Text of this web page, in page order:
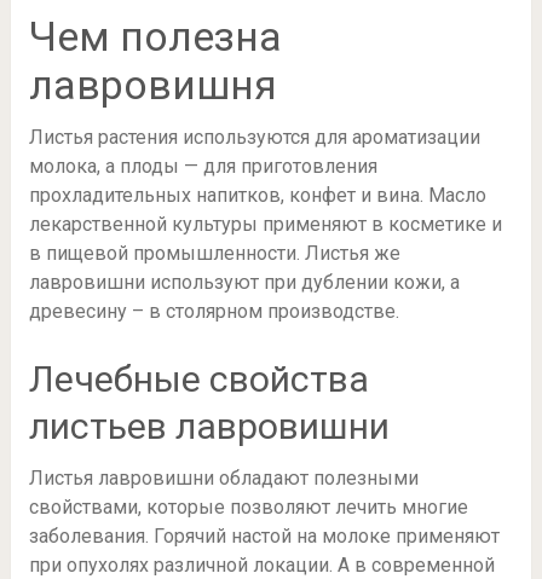
Чем полезна
лавровишня
Листья растения используются для ароматизации
молока, а плоды — для приготовления
прохладительных напитков, конфет и вина. Масло
лекарственной культуры применяют в косметике и
в пищевой промышленности. Листья же
лавровишни используют при дублении кожи, а
древесину – в столярном производстве.
Лечебные свойства
листьев лавровишни
Листья лавровишни обладают полезными
свойствами, которые позволяют лечить многие
заболевания. Горячий настой на молоке применяют
при опухолях различной локации. А в современной